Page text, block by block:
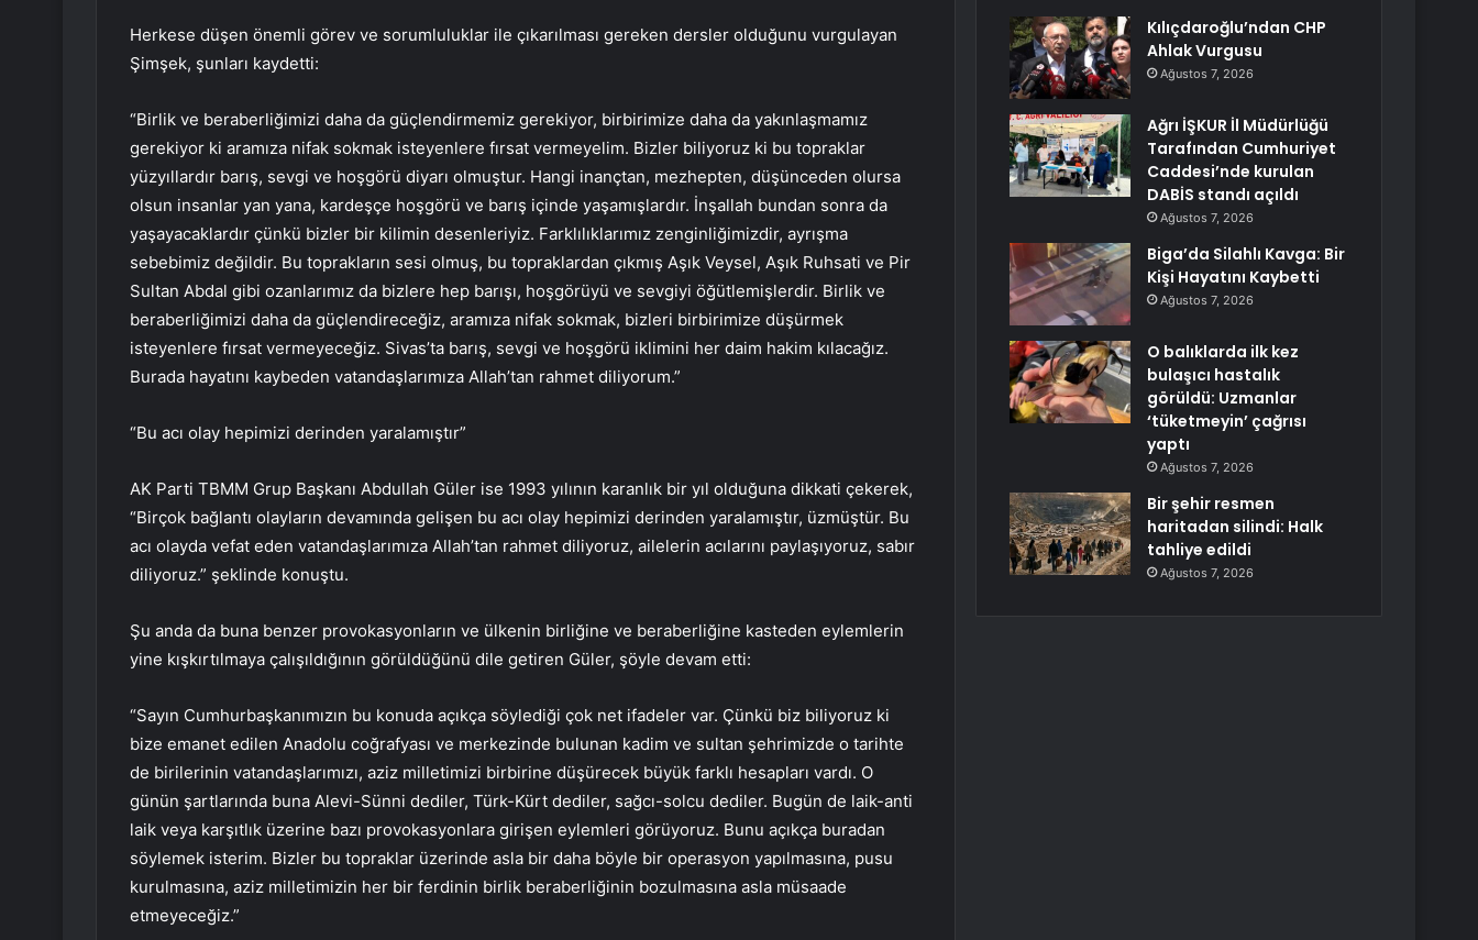
Herkese düşen önemli görev ve sorumluluklar ile çıkarılması gereken dersler olduğunu vurgulayan
Şimşek, şunları kaydetti:
“Birlik ve beraberliğimizi daha da güçlendirmemiz gerekiyor, birbirimize daha da yakınlaşmamız
gerekiyor ki aramıza nifak sokmak isteyenlere fırsat vermeyelim. Bizler biliyoruz ki bu topraklar
yüzyıllardır barış, sevgi ve hoşgörü diyarı olmuştur. Hangi inançtan, mezhepten, düşünceden olursa
olsun insanlar yan yana, kardeşçe hoşgörü ve barış içinde yaşamışlardır. İnşallah bundan sonra da
yaşayacaklardır çünkü bizler bir kilimin desenleriyiz. Farklılıklarımız zenginliğimizdir, ayrışma
sebebimiz değildir. Bu toprakların sesi olmuş, bu topraklardan çıkmış Aşık Veysel, Aşık Ruhsati ve Pir
Sultan Abdal gibi ozanlarımız da bizlere hep barışı, hoşgörüyü ve sevgiyi öğütlemişlerdir. Birlik ve
beraberliğimizi daha da güçlendireceğiz, aramıza nifak sokmak, bizleri birbirimize düşürmek
isteyenlere fırsat vermeyeceğiz. Sivas’ta barış, sevgi ve hoşgörü iklimini her daim hakim kılacağız.
Burada hayatını kaybeden vatandaşlarımıza Allah’tan rahmet diliyorum.”
“Bu acı olay hepimizi derinden yaralamıştır”
AK Parti TBMM Grup Başkanı Abdullah Güler ise 1993 yılının karanlık bir yıl olduğuna dikkati çekerek,
“Birçok bağlantı olayların devamında gelişen bu acı olay hepimizi derinden yaralamıştır, üzmüştür. Bu
acı olayda vefat eden vatandaşlarımıza Allah’tan rahmet diliyoruz, ailelerin acılarını paylaşıyoruz, sabır
diliyoruz.” şeklinde konuştu.
Şu anda da buna benzer provokasyonların ve ülkenin birliğine ve beraberliğine kasteden eylemlerin
yine kışkırtılmaya çalışıldığının görüldüğünü dile getiren Güler, şöyle devam etti:
“Sayın Cumhurbaşkanımızın bu konuda açıkça söylediği çok net ifadeler var. Çünkü biz biliyoruz ki
bize emanet edilen Anadolu coğrafyası ve merkezinde bulunan kadim ve sultan şehrimizde o tarihte
de birilerinin vatandaşlarımızı, aziz milletimizi birbirine düşürecek büyük farklı hesapları vardı. O
günün şartlarında buna Alevi-Sünni dediler, Türk-Kürt dediler, sağcı-solcu dediler. Bugün de laik-anti
laik veya karşıtlık üzerine bazı provokasyonlara girişen eylemleri görüyoruz. Bunu açıkça buradan
söylemek isterim. Bizler bu topraklar üzerinde asla bir daha böyle bir operasyon yapılmasına, pusu
kurulmasına, aziz milletimizin her bir ferdinin birlik beraberliğinin bozulmasına asla müsaade
etmeyeceğiz.”
Kılıçdaroğlu’ndan CHP
Ahlak Vurgusu
Ağustos 7, 2026
Ağrı İŞKUR İl Müdürlüğü
Tarafından Cumhuriyet
Caddesi’nde kurulan
DABİS standı açıldı
Ağustos 7, 2026
Biga’da Silahlı Kavga: Bir
Kişi Hayatını Kaybetti
Ağustos 7, 2026
O balıklarda ilk kez
bulaşıcı hastalık
görüldü: Uzmanlar
‘tüketmeyin’ çağrısı
yaptı
Ağustos 7, 2026
Bir şehir resmen
haritadan silindi: Halk
tahliye edildi
Ağustos 7, 2026